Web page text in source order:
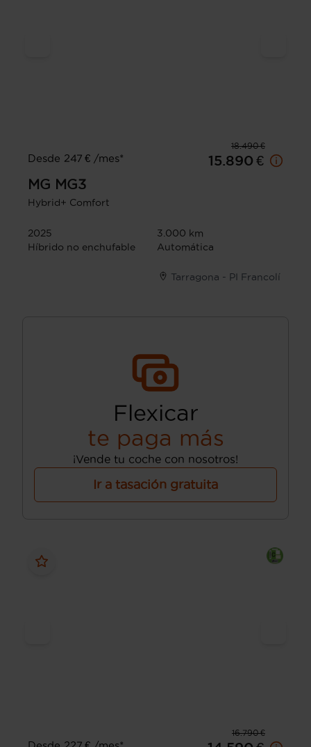
18.490 €
Desde 247 € /mes*
15.890 €
MG MG3
Hybrid+ Comfort
2025
3.000 km
Híbrido no enchufable
Automática
Tarragona - PI Francolí
Flexicar
te paga más
¡Vende tu coche con nosotros!
Ir a tasación gratuita
16.790 €